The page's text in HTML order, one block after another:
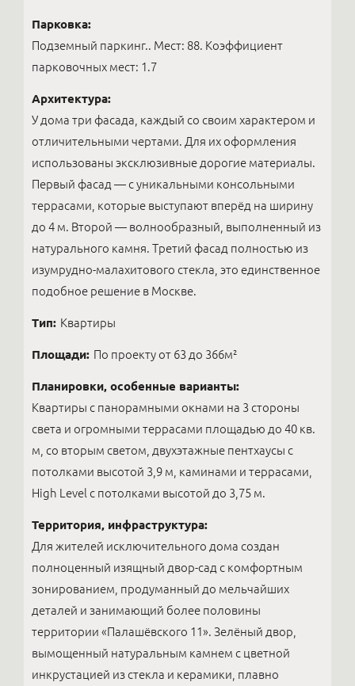
Парковка:
Подземный паркинг.. Мест: 88. Коэффициент
парковочных мест: 1.7
Архитектура:
У дома три фасада, каждый со своим характером и
отличительными чертами. Для их оформления
использованы эксклюзивные дорогие материалы.
Первый фасад — с уникальными консольными
террасами, которые выступают вперёд на ширину
до 4 м. Второй — волнообразный, выполненный из
натурального камня. Третий фасад полностью из
изумрудно-малахитового стекла, это единственное
подобное решение в Москве.
Тип: Квартиры
Площади: По проекту от 63 до 366м²
Планировки, особенные варианты:
Квартиры с панорамными окнами на 3 стороны
света и огромными террасами площадью до 40 кв.
м, со вторым светом, двухэтажные пентхаусы с
потолками высотой 3,9 м, каминами и террасами,
High Level с потолками высотой до 3,75 м.
Территория, инфраструктура:
Для жителей исключительного дома создан
полноценный изящный двор-сад с комфортным
зонированием, продуманный до мельчайших
деталей и занимающий более половины
территории «Палашёвского 11». Зелёный двор,
вымощенный натуральным камнем с цветной
инкрустацией из стекла и керамики, плавно